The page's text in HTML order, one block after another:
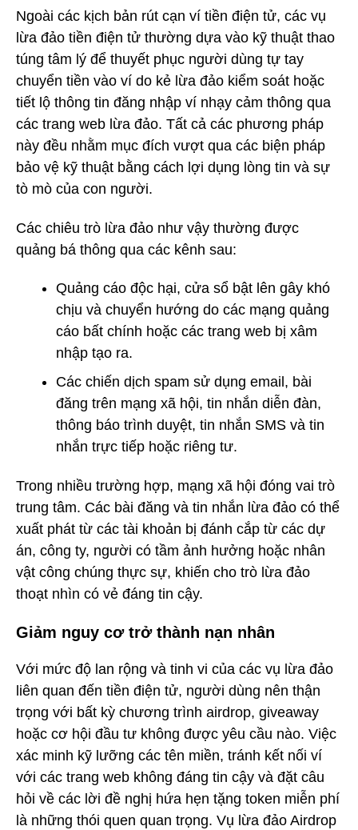
Ngoài các kịch bản rút cạn ví tiền điện tử, các vụ
lừa đảo tiền điện tử thường dựa vào kỹ thuật thao
túng tâm lý để thuyết phục người dùng tự tay
chuyển tiền vào ví do kẻ lừa đảo kiểm soát hoặc
tiết lộ thông tin đăng nhập ví nhạy cảm thông qua
các trang web lừa đảo. Tất cả các phương pháp
này đều nhằm mục đích vượt qua các biện pháp
bảo vệ kỹ thuật bằng cách lợi dụng lòng tin và sự
tò mò của con người.
Các chiêu trò lừa đảo như vậy thường được
quảng bá thông qua các kênh sau:
Quảng cáo độc hại, cửa sổ bật lên gây khó
chịu và chuyển hướng do các mạng quảng
cáo bất chính hoặc các trang web bị xâm
nhập tạo ra.
Các chiến dịch spam sử dụng email, bài
đăng trên mạng xã hội, tin nhắn diễn đàn,
thông báo trình duyệt, tin nhắn SMS và tin
nhắn trực tiếp hoặc riêng tư.
Trong nhiều trường hợp, mạng xã hội đóng vai trò
trung tâm. Các bài đăng và tin nhắn lừa đảo có thể
xuất phát từ các tài khoản bị đánh cắp từ các dự
án, công ty, người có tầm ảnh hưởng hoặc nhân
vật công chúng thực sự, khiến cho trò lừa đảo
thoạt nhìn có vẻ đáng tin cậy.
Giảm nguy cơ trở thành nạn nhân
Với mức độ lan rộng và tinh vi của các vụ lừa đảo
liên quan đến tiền điện tử, người dùng nên thận
trọng với bất kỳ chương trình airdrop, giveaway
hoặc cơ hội đầu tư không được yêu cầu nào. Việc
xác minh kỹ lưỡng các tên miền, tránh kết nối ví
với các trang web không đáng tin cậy và đặt câu
hỏi về các lời đề nghị hứa hẹn tặng token miễn phí
là những thói quen quan trọng. Vụ lừa đảo Airdrop